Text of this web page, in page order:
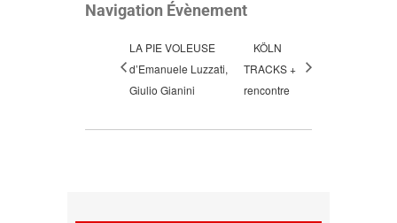
Navigation Évènement
LA PIE VOLEUSE
d’Emanuele Luzzati,
Giulio Gianini
KÖLN
TRACKS +
rencontre